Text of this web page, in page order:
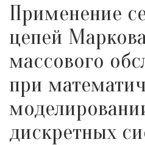
Применение
цепей
массового
при
дискретных